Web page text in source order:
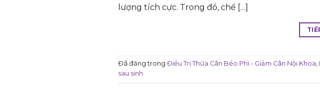
lượng tích cực. Trong đó, chế […]
Đã đăng trong Điều Trị Thừa Cân Béo Phì - Giảm Cân Nội Khoa
sau sinh